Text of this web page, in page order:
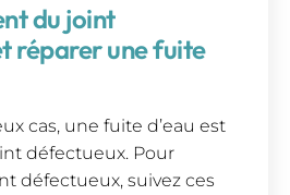
du joint
réparer une fuite
cas, une fuite d’eau est
défectueux. Pour
défectueux, suivez ces